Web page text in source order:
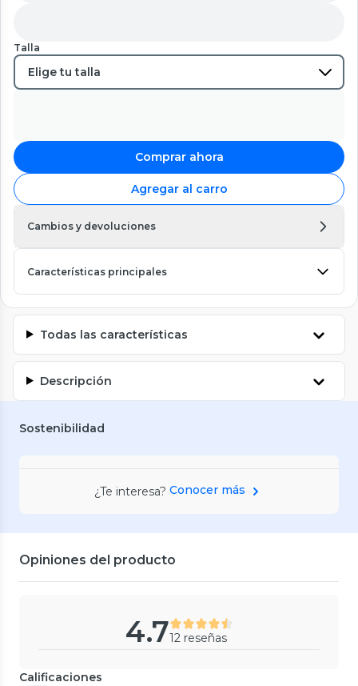
Talla
Comprar ahora
Agregar al carro
Cambios y devoluciones
Características principales
Todas las características
Descripción
Sostenibilidad
¿Te interesa? Conocer más
Opiniones del producto
4.712 reseñas
Calificaciones